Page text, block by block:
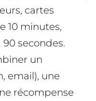
cartes
10 minutes,
secondes.
un
email), une
récompense